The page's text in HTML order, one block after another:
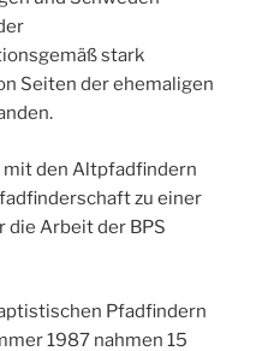
stark
Seiten der ehemaligen
mit den Altpfadfindern
zu einer
die Arbeit der BPS
Pfadfindern
1987 nahmen 15